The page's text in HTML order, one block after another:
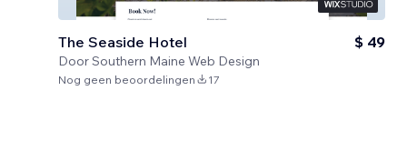
The Seaside Hotel
DoorSouthern Maine Web Design
$ 49
Nog geen beoordelingen 17